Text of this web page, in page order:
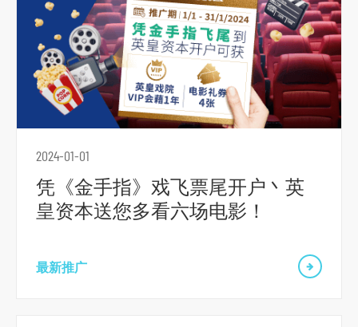
2024-01-01
凭《金手指》戏飞票尾开户丶英
皇资本送您多看六场电影！
最新推广